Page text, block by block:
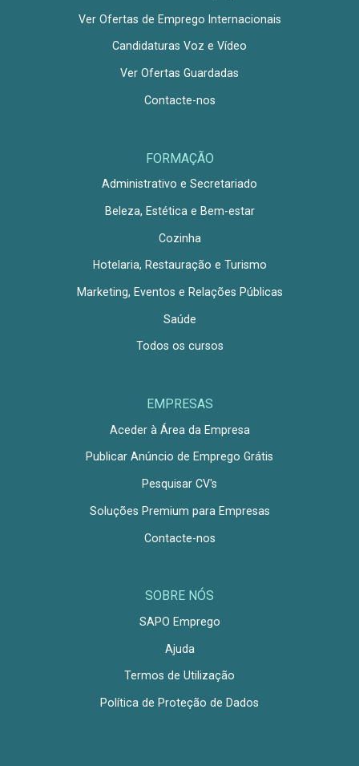
Ver Ofertas de Emprego Internacionais
Candidaturas Voz e Vídeo
Ver Ofertas Guardadas
Contacte-nos
FORMAÇÃO
Administrativo e Secretariado
Beleza, Estética e Bem-estar
Cozinha
Hotelaria, Restauração e Turismo
Marketing, Eventos e Relações Públicas
Saúde
Todos os cursos
EMPRESAS
Aceder à Área da Empresa
Publicar Anúncio de Emprego Grátis
Pesquisar CV's
Soluções Premium para Empresas
Contacte-nos
SOBRE NÓS
SAPO Emprego
Ajuda
Termos de Utilização
Política de Proteção de Dados